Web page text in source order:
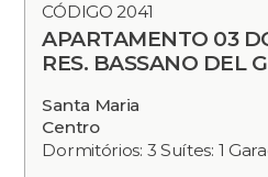
CÓDIGO 2041
APARTAMENTO 03
RES. BASSANO DEL
Santa Maria
Centro
Dormitórios: 3 Suítes: 1